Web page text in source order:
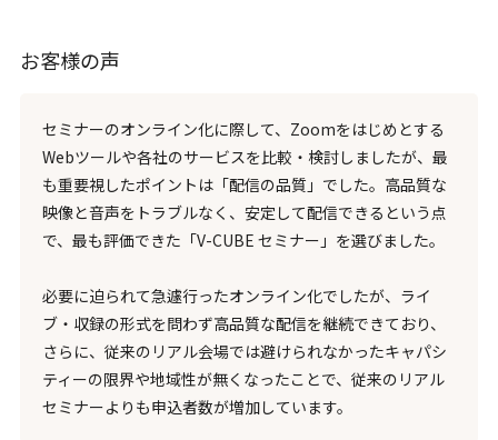
お客様の声
セミナーのオンライン化に際して、Zoomをはじめとする
Webツールや各社のサービスを比較・検討しましたが、最
も重要視したポイントは「配信の品質」でした。高品質な
映像と音声をトラブルなく、安定して配信できるという点
で、最も評価できた「V-CUBE セミナー」を選びました。
必要に迫られて急遽行ったオンライン化でしたが、ライ
ブ・収録の形式を問わず高品質な配信を継続できており、
さらに、従来のリアル会場では避けられなかったキャパシ
ティーの限界や地域性が無くなったことで、従来のリアル
セミナーよりも申込者数が増加しています。